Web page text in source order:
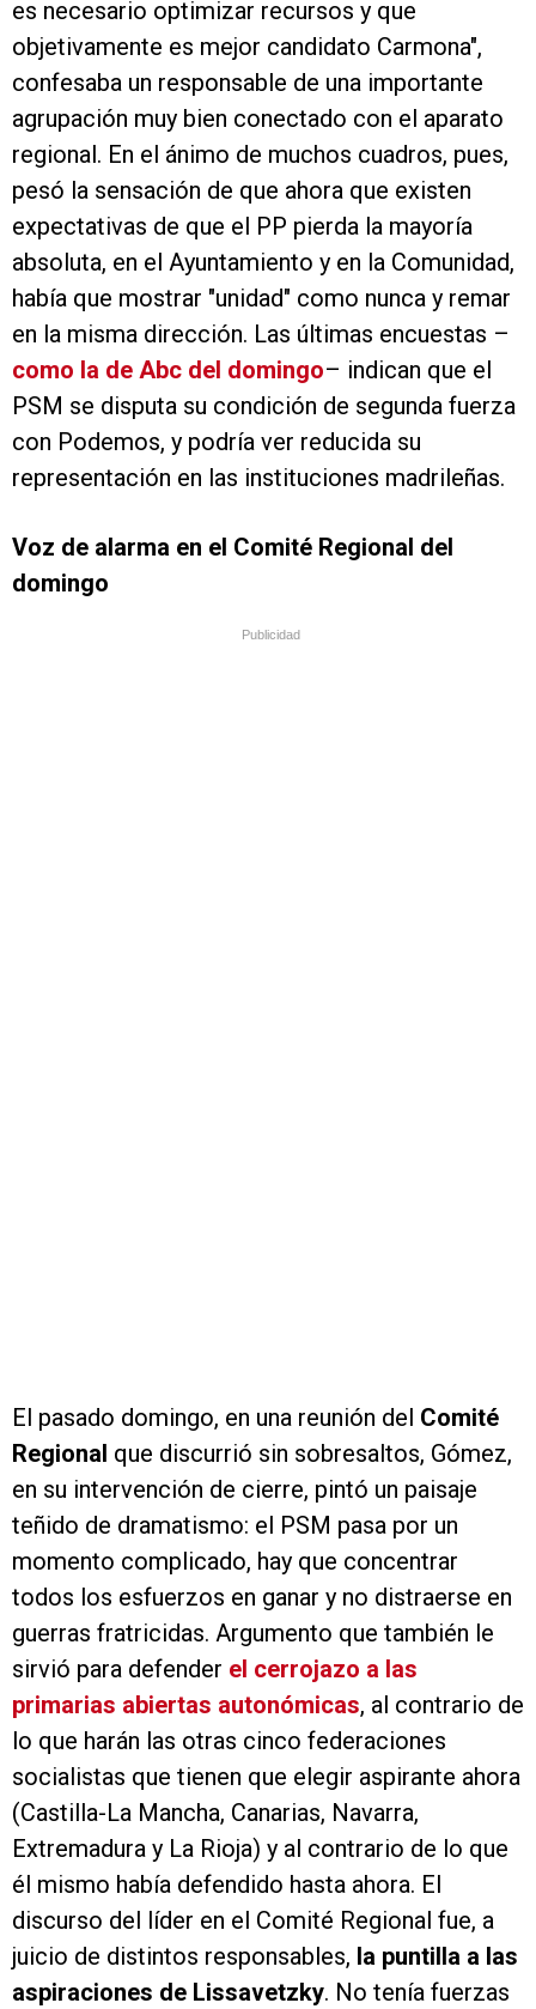
es necesario optimizar recursos y que
objetivamente es mejor candidato Carmona",
confesaba un responsable de una importante
agrupación muy bien conectado con el aparato
regional. En el ánimo de muchos cuadros, pues,
pesó la sensación de que ahora que existen
expectativas de que el PP pierda la mayoría
absoluta, en el Ayuntamiento y en la Comunidad,
había que mostrar "unidad" como nunca y remar
en la misma dirección. Las últimas encuestas –
como la de Abc del domingo– indican que el
PSM se disputa su condición de segunda fuerza
con Podemos, y podría ver reducida su
representación en las instituciones madrileñas.
Voz de alarma en el Comité Regional del
domingo
Publicidad
El pasado domingo, en una reunión del Comité
Regional que discurrió sin sobresaltos, Gómez,
en su intervención de cierre, pintó un paisaje
teñido de dramatismo: el PSM pasa por un
momento complicado, hay que concentrar
todos los esfuerzos en ganar y no distraerse en
guerras fratricidas. Argumento que también le
sirvió para defender el cerrojazo a las
primarias abiertas autonómicas, al contrario de
lo que harán las otras cinco federaciones
socialistas que tienen que elegir aspirante ahora
(Castilla-La Mancha, Canarias, Navarra,
Extremadura y La Rioja) y al contrario de lo que
él mismo había defendido hasta ahora. El
discurso del líder en el Comité Regional fue, a
juicio de distintos responsables, la puntilla a las
aspiraciones de Lissavetzky. No tenía fuerzas